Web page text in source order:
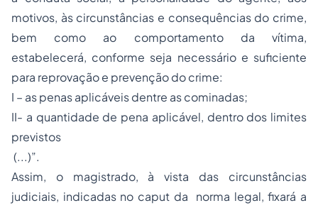
motivos, às circunstâncias e consequências do crime,
bem como ao comportamento da vítima,
estabelecerá, conforme seja necessário e suficiente
para reprovação e prevenção do crime:
I – aspenasaplicáveis dentre as cominadas;
II- a quantidade de pena aplicável, dentro dos limites
previstos
(...)”.
Assim, o magistrado, à vista das circunstâncias
judiciais, indicadas no caput da norma legal, fixará a